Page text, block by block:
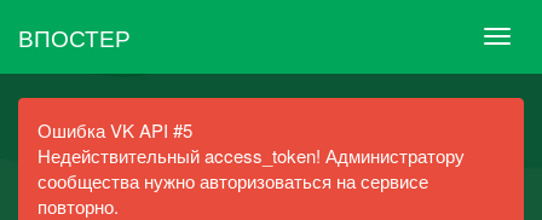
ВПОСТЕР
Ошибка VK API #5
Недействительный access_token! Администратору
сообщества нужно авторизоваться на сервисе
повторно.